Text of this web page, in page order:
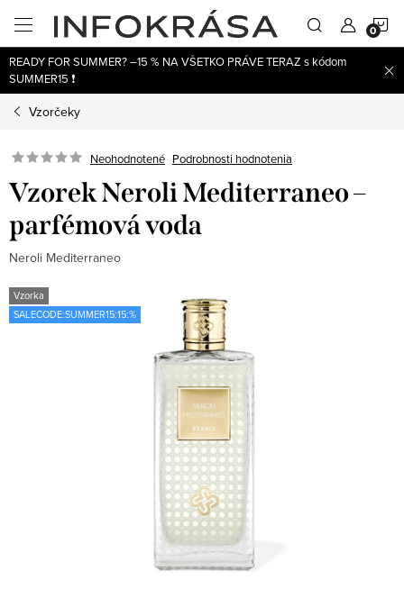
obsah
READY FOR SUMMER? –15 % NA VŠETKO PRÁVE TERAZ s kódom
SUMMER15 ❗
Vzorčeky
Neohodnotené Podrobnosti hodnotenia
Vzorek Neroli Mediterraneo –
parfémová voda
Neroli Mediterraneo
Vzorka
SALECODE:SUMMER15:15:%